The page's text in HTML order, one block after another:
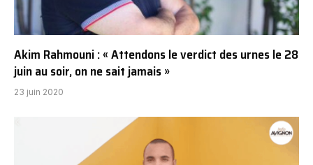
Akim Rahmouni : « Attendons le verdict des urnes le 28
juin au soir, on ne sait jamais »
23 juin 2020